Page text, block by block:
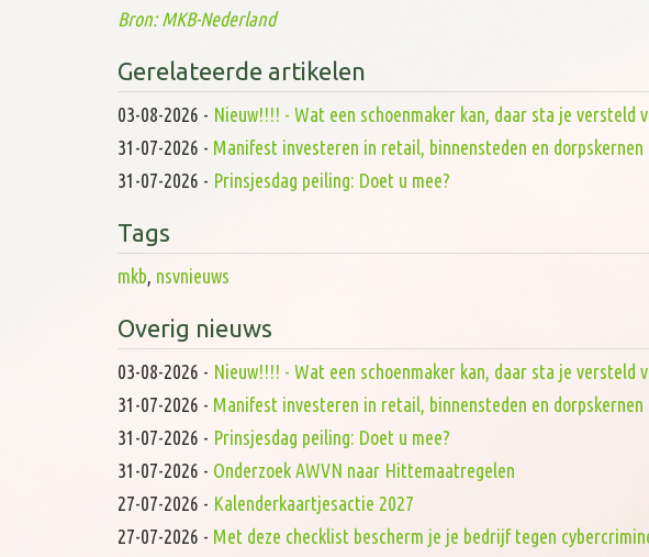
Bron: MKB-Nederland
Gerelateerde artikelen
03-08-2026 - Nieuw!!!! - Wat een schoenmaker kan, daar sta je versteld
31-07-2026 - Manifest investeren in retail, binnensteden en dorpskernen
31-07-2026 - Prinsjesdag peiling: Doet u mee?
Tags
mkb, nsvnieuws
Overig nieuws
03-08-2026 - Nieuw!!!! - Wat een schoenmaker kan, daar sta je versteld
31-07-2026 - Manifest investeren in retail, binnensteden en dorpskernen
31-07-2026 - Prinsjesdag peiling: Doet u mee?
31-07-2026 - Onderzoek AWVN naar Hittemaatregelen
27-07-2026 - Kalenderkaartjesactie 2027
27-07-2026 - Met deze checklist bescherm je je bedrijf tegen